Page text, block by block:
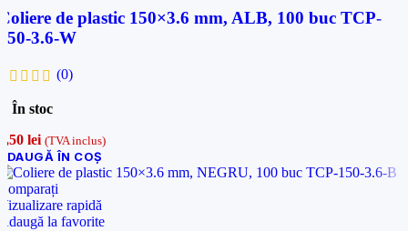
de plastic 150×3.6 mm, ALB, 100 buc TCP-
3.6-W
(0)
În stoc
lei (TVA inclus)
ÎN COȘ
rapidă
la favorite